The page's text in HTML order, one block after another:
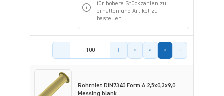
für höhere Stückzahlen zu
erhalten und Artikel zu
bestellen.
Menge des Artikels
Rohrniet DIN7340 Form A 2,5x0,3x9,0
Messing blank